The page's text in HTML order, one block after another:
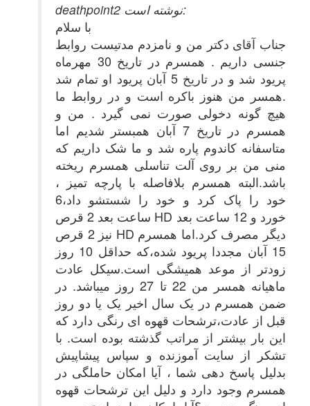
deathpoint2 نوشته است:
با سلام
جناب آقای دکتر من و نامزدم مدتیست روابط
جنسی داریم . همسرم در تاریخ 30 مهرماه
پریود شد و در تاریخ 5 آبان پریود او تمام شد
.همسر من هنوز باکره است و در روابط ما
هیچ گونه دخولی صورت نمی گیرد . من و
همسرم در تاریخ 7 آبان همبستر شدیم اما
متاسفانه کاندوم پاره شد و ما شک داریم که
منی من بر روی آلت تناسلی همسرم ریخته
باشد.البته همسرم بلافاصله با پارچه تمیز ،
خود را پاک کرد و خود را شستشو داد،6
HD خورد و 12 ساعت بعد
HD دیگر مصرف کرد.اما همسرم
15 آبان مجددا پریود شده،که حداقل 10 روز
زودتر از موعد همیشگی است.سیکل عادت
ماهیانه همسر من 22 تا 27 روز میباشد. در
ضمن همسرم در یک سال اخیر یک یا دو روز
قبل از عادت،ترشحات قهوه ای رنگی دارد که
این بار بیشتر از مراتب گذشته بوده است. با
تشکر از سایت آموزنده و سپاس پیشاپیش
بدلیل پاسخ دهی شما ، آیا امکان حاملگی در
همسرم وجود دارد و دلیل این ترشحات قهوه